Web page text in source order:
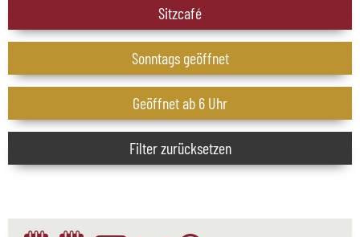
Sitzcafé
Sonntags geöffnet
Geöffnet ab 6 Uhr
Filter zurücksetzen